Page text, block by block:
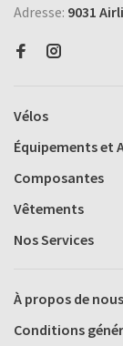
Adresse: 9031
Vélos
Équipements et
Composantes
Vêtements
Nos Services
À propos de nous
Conditions